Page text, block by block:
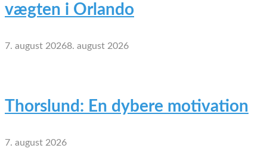
vægten i Orlando
7. august 20268. august 2026
Thorslund: En dybere motivation
7. august 2026